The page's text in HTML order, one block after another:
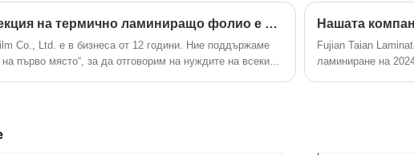
на есента на 12
служители,
Процесът на инспекция на термично ламиниращо фолио е важно средство за осигуряване на качество и стабилност
Co., Ltd. е в бизнеса от 12 години. Ние поддържаме
на първо място“, за да отговорим на нуждите на всеки
Нашата
​Fujian Taian
ламиниране на